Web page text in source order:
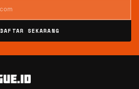
DAFTAR SEKARANG